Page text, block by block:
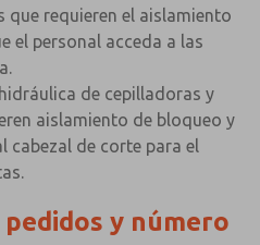
requieren el aislamiento
el personal acceda a las
de cepilladoras y
aislamiento de bloqueo y
cabezal de corte para el
y número